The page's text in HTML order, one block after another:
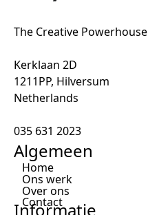
The Creative Powerhouse
Kerklaan 2D
1211PP, Hilversum
Netherlands
035 631 2023
Algemeen
Home
Ons werk
Over ons
Contact
Informatie